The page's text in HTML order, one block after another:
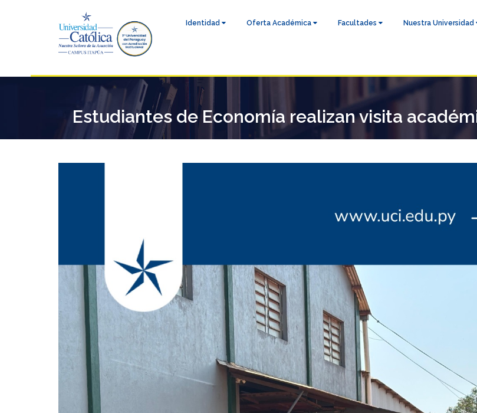
Identidad Oferta Académica Facultades Nuestra Universidad
Estudiantes de Economía realizan visita